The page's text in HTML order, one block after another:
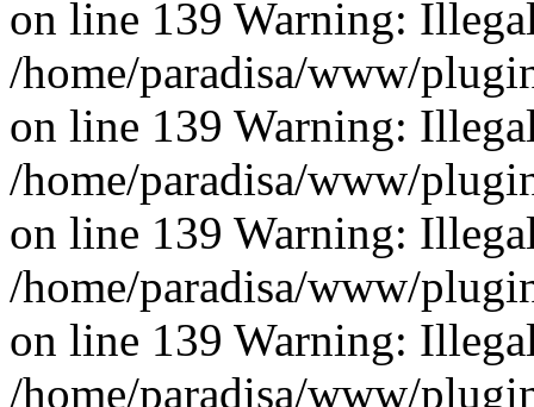
on line 139 Warning:
/home/paradisa/www/
on line 139 Warning:
/home/paradisa/www/
on line 139 Warning:
/home/paradisa/www/
on line 139 Warning:
/home/paradisa/www/